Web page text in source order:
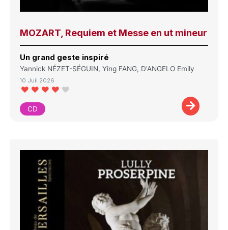
MOZART, Requiem et Messe en ut mineur
Un grand geste inspiré
Yannick NÉZET-SÉGUIN, Ying FANG, D'ANGELO Emily
10 Juil 2026
CD